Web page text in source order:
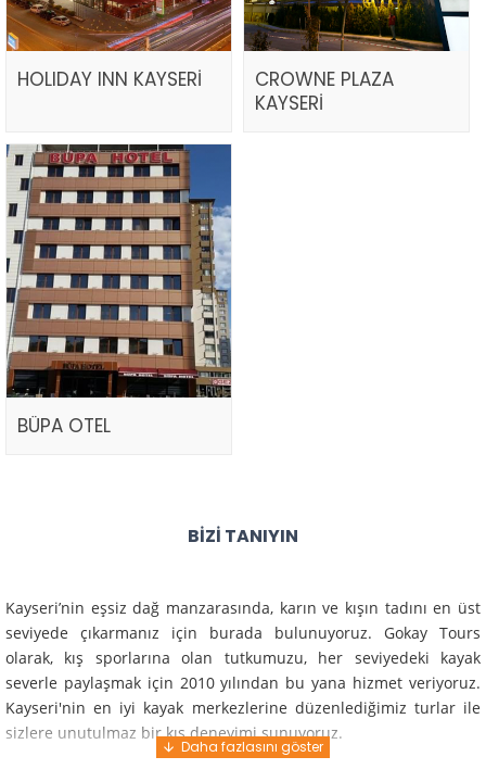
HOLIDAY INN KAYSERİ
CROWNE PLAZA
KAYSERİ
BÜPA OTEL
BIZI TANIYIN
Kayseri’nin eşsiz dağ manzarasında, karın ve kışın tadını en üst
seviyede çıkarmanız için burada bulunuyoruz. Gokay Tours
olarak, kış sporlarına olan tutkumuzu, her seviyedeki kayak
severle paylaşmak için 2010 yılından bu yana hizmet veriyoruz.
Kayseri'nin en iyi kayak merkezlerine düzenlediğimiz turlar ile
sizlere unutulmaz bir kış deneyimi sunuyoruz.